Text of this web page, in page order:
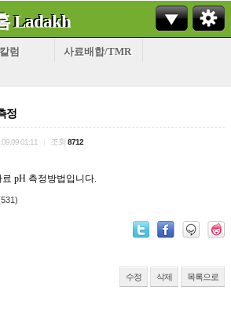
Ladakh
칼럼
사료배합/TMR
정
01:11 조회 8712
pH 측정방법입니다.
수정 삭제 목록으로